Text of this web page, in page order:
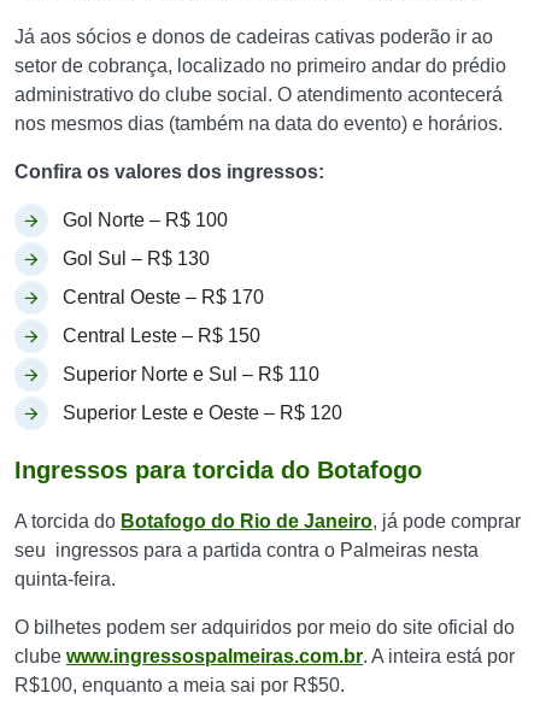
Já aos sócios e donos de cadeiras cativas poderão ir ao
setor de cobrança, localizado no primeiro andar do prédio
administrativo do clube social. O atendimento acontecerá
nos mesmos dias (também na data do evento) e horários.
Confira os valores dos ingressos:
Gol Norte – R$ 100
Gol Sul – R$ 130
Central Oeste – R$ 170
Central Leste – R$ 150
Superior Norte e Sul – R$ 110
Superior Leste e Oeste – R$ 120
Ingressos para torcida do Botafogo
A torcida do Botafogo do Rio de Janeiro, já pode comprar
seu ingressos para a partida contra o Palmeiras nesta
quinta-feira.
O bilhetes podem ser adquiridos por meio do site oficial do
clube www.ingressospalmeiras.com.br. A inteira está por
R$100, enquanto a meia sai por R$50.